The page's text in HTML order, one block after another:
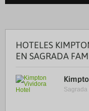
HOTELES
EN SAGRADA
Sagrada